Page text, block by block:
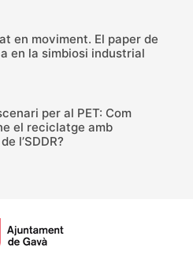
en moviment. El paper de
en la simbiosi industrial
per al PET: Com
el reciclatge amb
l’SDDR?